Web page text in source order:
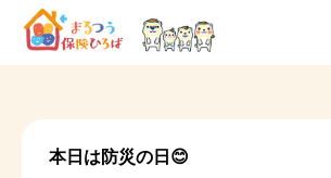
本日は防災の日😊